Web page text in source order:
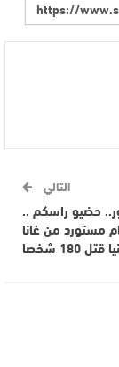
التالي
حضيو راسكم ..
مستورد من غانا
180 شخصا